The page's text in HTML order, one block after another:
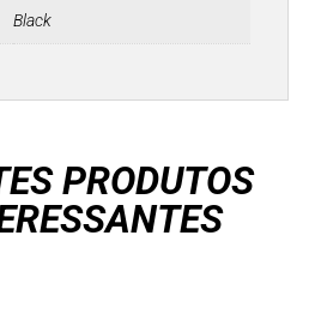
Black
PRODUTOS